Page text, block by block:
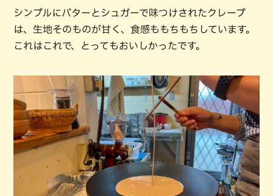
シンプルにバターとシュガーで味つけされたクレープ
は、生地そのものが甘く、食感ももちもちしています。
これはこれで、とってもおいしかったです。